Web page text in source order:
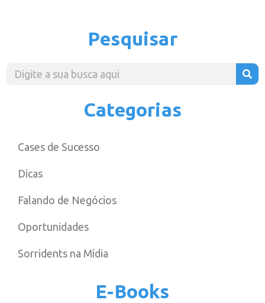
Pesquisar
Categorias
Cases de Sucesso
Dicas
Falando de Negócios
Oportunidades
Sorridents na Mídia
E-Books